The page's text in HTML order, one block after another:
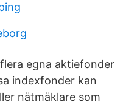
egna aktiefonder
indexfonder kan
nätmäklare som